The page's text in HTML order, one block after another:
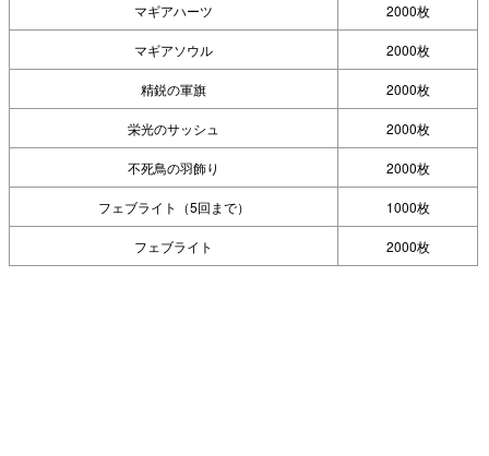
マギアハーツ 2000枚
マギアソウル 2000枚
精鋭の軍旗 2000枚
栄光のサッシュ 2000枚
不死鳥の羽飾り 2000枚
フェブライト（5回まで） 1000枚
フェブライト 2000枚